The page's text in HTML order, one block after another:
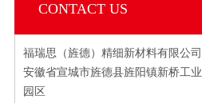
CONTACT US
福瑞思（旌德）精细新材料有限公司
安徽省宣城市旌德县旌阳镇新桥工业
园区